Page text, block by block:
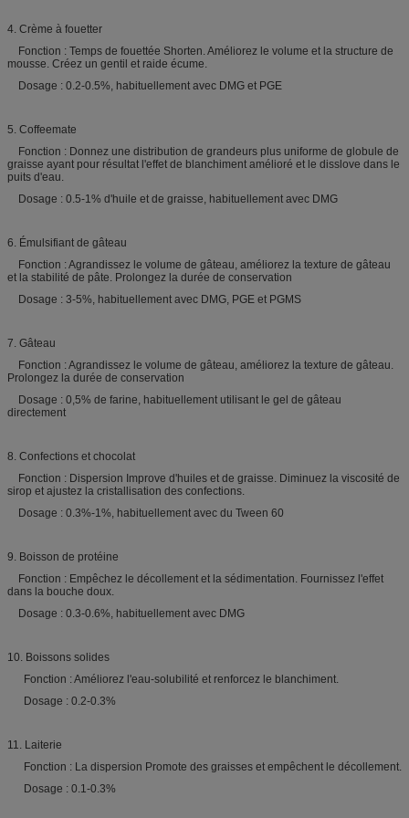
4. Crème à fouetter
Fonction : Temps de fouettée Shorten. Améliorez le volume et la structure de
mousse. Créez un gentil et raide écume.
Dosage : 0.2-0.5%, habituellement avec DMG et PGE
5. Coffeemate
Fonction : Donnez une distribution de grandeurs plus uniforme de globule de
graisse ayant pour résultat l'effet de blanchiment amélioré et le disslove dans le
puits d'eau.
Dosage : 0.5-1% d'huile et de graisse, habituellement avec DMG
6. Émulsifiant de gâteau
Fonction : Agrandissez le volume de gâteau, améliorez la texture de gâteau
et la stabilité de pâte. Prolongez la durée de conservation
Dosage : 3-5%, habituellement avec DMG, PGE et PGMS
7. Gâteau
Fonction : Agrandissez le volume de gâteau, améliorez la texture de gâteau.
Prolongez la durée de conservation
Dosage : 0,5% de farine, habituellement utilisant le gel de gâteau
directement
8. Confections et chocolat
Fonction : Dispersion Improve d'huiles et de graisse. Diminuez la viscosité de
sirop et ajustez la cristallisation des confections.
Dosage : 0.3%-1%, habituellement avec du Tween 60
9. Boisson de protéine
Fonction : Empêchez le décollement et la sédimentation. Fournissez l'effet
dans la bouche doux.
Dosage : 0.3-0.6%, habituellement avec DMG
10. Boissons solides
Fonction : Améliorez l'eau-solubilité et renforcez le blanchiment.
Dosage : 0.2-0.3%
11. Laiterie
Fonction : La dispersion Promote des graisses et empêchent le décollement.
Dosage : 0.1-0.3%